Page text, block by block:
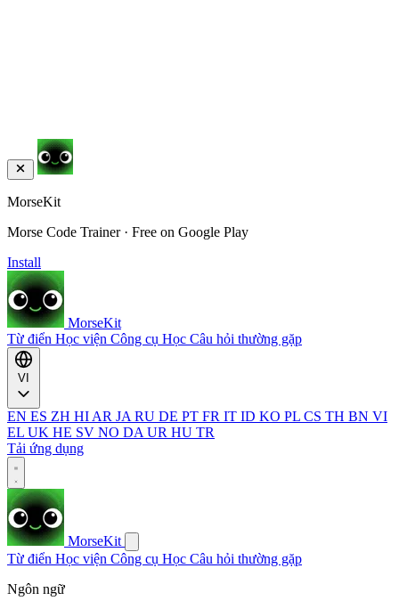
MorseKit
Morse Code Trainer · Free on Google Play
Install
MorseKit
Từ điển Học viện Công cụ Học Câu hỏi thường gặp
EN ES ZH HI AR JA RU DE PT FR IT ID KO PL CS TH BN VI
EL UK HE SV NO DA UR HU TR
Tải ứng dụng
MorseKit
Từ điển Học viện Công cụ Học Câu hỏi thường gặp
Ngôn ngữ